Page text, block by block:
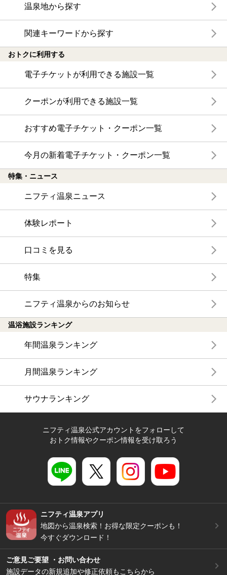
温泉地から探す
関連キーワードから探す
おトクに利用する
電子チケットが利用できる施設一覧
クーポンが利用できる施設一覧
おすすめ電子チケット・クーポン一覧
今月の新着電子チケット・クーポン一覧
特集・ニュース
ニフティ温泉ニュース
体験レポート
口コミを見る
特集
ニフティ温泉からのお知らせ
温浴施設ランキング
年間温泉ランキング
月間温泉ランキング
サウナランキング
ニフティ温泉公式アカウントをフォローして
おトク情報やクーポン情報を受け取ろう
ニフティ温泉アプリ
地図から温泉検索！お得な限定クーポンも！
今すぐダウンロード！
ご意見ご要望 ・お問い合わせ
施設データの新規追加や修正依頼もこちらから